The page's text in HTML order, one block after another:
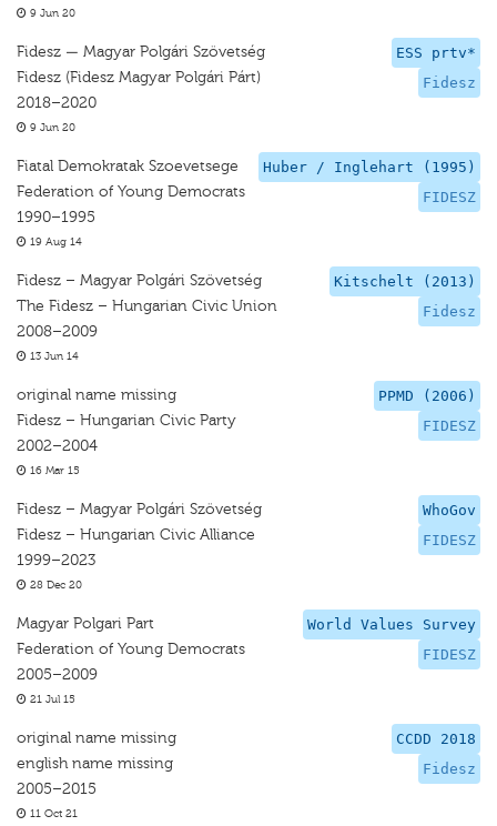
9 Jun 20
ESS prtv*
Fidesz
Fidesz — Magyar Polgári Szövetség
Fidesz (Fidesz Magyar Polgári Párt)
2018–2020
9 Jun 20
Huber / Inglehart (1995)
FIDESZ
Fiatal Demokratak Szoevetsege
Federation of Young Democrats
1990–1995
19 Aug 14
Kitschelt (2013)
Fidesz
Fidesz – Magyar Polgári Szövetség
The Fidesz – Hungarian Civic Union
2008–2009
13 Jun 14
PPMD (2006)
FIDESZ
original name missing
Fidesz – Hungarian Civic Party
2002–2004
16 Mar 15
WhoGov
FIDESZ
Fidesz – Magyar Polgári Szövetség
Fidesz – Hungarian Civic Alliance
1999–2023
28 Dec 20
World Values Survey
FIDESZ
Magyar Polgari Part
Federation of Young Democrats
2005–2009
21 Jul 15
CCDD 2018
Fidesz
original name missing
english name missing
2005–2015
11 Oct 21